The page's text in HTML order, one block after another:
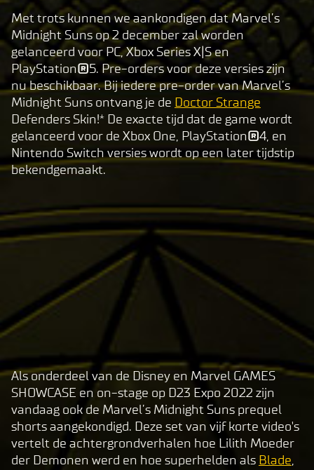
Met trots kunnen we aankondigen dat Marvel’s
Midnight Suns op 2 december zal worden
gelanceerd voor PC, Xbox Series X|S en
PlayStation®5. Pre-orders voor deze versies zijn
nu beschikbaar. Bij iedere pre-order van Marvel’s
Midnight Suns ontvang je de Doctor Strange
Defenders Skin!* De exacte tijd dat de game wordt
gelanceerd voor de Xbox One, PlayStation®4, en
Nintendo Switch versies wordt op een later tijdstip
bekendgemaakt.
A
c
c
e
p
Als onderdeel van de Disney en Marvel GAMES
SHOWCASE en on-stage op D23 Expo 2022 zijn
vandaag ook de Marvel’s Midnight Suns prequel
shorts aangekondigd. Deze set van vijf korte video's
vertelt de achtergrondverhalen hoe Lilith Moeder
der Demonen werd en hoe superhelden als Blade,